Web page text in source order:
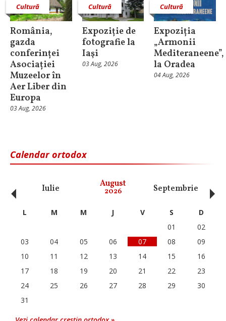
Cultură
România,
gazda
conferinței
Asociației
Muzeelor în
Aer Liber din
Europa
03 Aug, 2026
Cultură
Expoziție de
fotografie la
Iaşi
03 Aug, 2026
Cultură
Expoziția
„Armonii
Mediteraneene”,
la Oradea
04 Aug, 2026
Calendar ortodox
Iulie August
2026 Septembrie
‹ L M M J V S
D
01
02
03
04 05 06 07 08
09
10
11 12 13 14 15
16
17
18 19 20 21 22
23
24
25 26 27 28 29
30
31